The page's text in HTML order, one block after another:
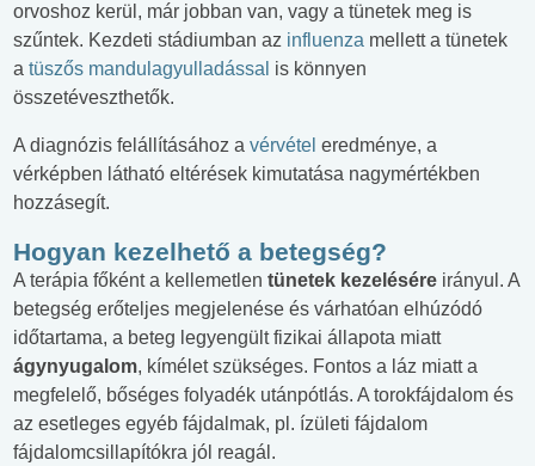
orvoshoz kerül, már jobban van, vagy a tünetek meg is
szűntek. Kezdeti stádiumban az influenza mellett a tünetek
a tüszős mandulagyulladással is könnyen
összetéveszthetők.
A diagnózis felállításához a vérvétel eredménye, a
vérképben látható eltérések kimutatása nagymértékben
hozzásegít.
Hogyan kezelhető a betegség?
A terápia főként a kellemetlen tünetek kezelésére irányul. A
betegség erőteljes megjelenése és várhatóan elhúzódó
időtartama, a beteg legyengült fizikai állapota miatt
ágynyugalom, kímélet szükséges. Fontos a láz miatt a
megfelelő, bőséges folyadék utánpótlás. A torokfájdalom és
az esetleges egyéb fájdalmak, pl. ízületi fájdalom
fájdalomcsillapítókra jól reagál.